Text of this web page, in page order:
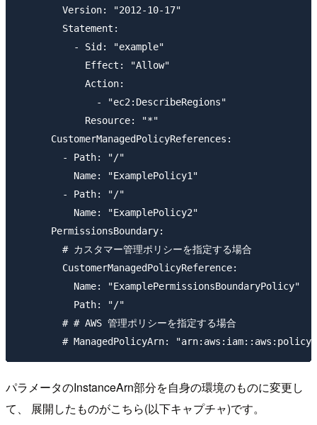
        Version: "2012-10-17"
        Statement:
          - Sid: "example"
            Effect: "Allow"
            Action:
              - "ec2:DescribeRegions"
            Resource: "*"
      CustomerManagedPolicyReferences:
        - Path: "/"
          Name: "ExamplePolicy1"
        - Path: "/"
          Name: "ExamplePolicy2"
      PermissionsBoundary:
        # カスタマー管理ポリシーを指定する場合
        CustomerManagedPolicyReference:
          Name: "ExamplePermissionsBoundaryPolicy"
          Path: "/"
        # # AWS 管理ポリシーを指定する場合
パラメータのInstanceArn部分を自身の環境のものに変更し
て、 展開したものがこちら(以下キャプチャ)です。